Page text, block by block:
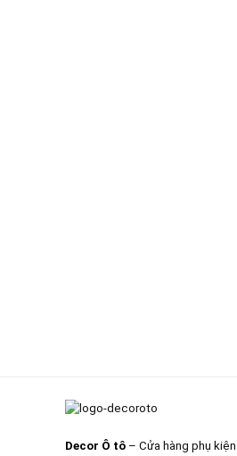
Decor Ô tô– Cửa hàng phụ